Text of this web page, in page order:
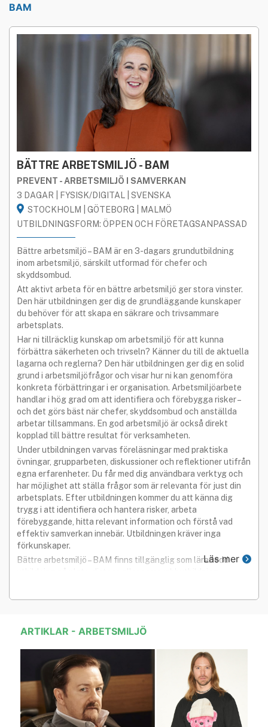
BAM
BÄTTRE ARBETSMILJÖ - BAM
PREVENT - ARBETSMILJÖ I SAMVERKAN
3 DAGAR | FYSISK/DIGITAL | SVENSKA
STOCKHOLM | GÖTEBORG | MALMÖ
UTBILDNINGSFORM: ÖPPEN OCH FÖRETAGSANPASSAD
Bättre arbetsmiljö – BAM är en 3-dagars grundutbildning
inom arbetsmiljö, särskilt utformad för chefer och
skyddsombud.
Att aktivt arbeta för en bättre arbetsmiljö ger stora vinster.
Den här utbildningen ger dig de grundläggande kunskaper
du behöver för att skapa en säkrare och trivsammare
arbetsplats.
Har ni tillräcklig kunskap om arbetsmiljö för att kunna
förbättra säkerheten och trivseln? Känner du till de aktuella
lagarna och reglerna? Den här utbildningen ger dig en solid
grund i arbetsmiljöfrågor och visar hur ni kan genomföra
konkreta förbättringar i er organisation. Arbetsmiljöarbete
handlar i hög grad om att identifiera och förebygga risker –
och det görs bäst när chefer, skyddsombud och anställda
arbetar tillsammans. En god arbetsmiljö är också direkt
kopplad till bättre resultat för verksamheten.
Under utbildningen varvas föreläsningar med praktiska
övningar, grupparbeten, diskussioner och reflektioner utifrån
egna erfarenheter. Du får med dig användbara verktyg och
har möjlighet att ställa frågor som är relevanta för just din
arbetsplats. Efter utbildningen kommer du att känna dig
trygg i att identifiera och hantera risker, arbeta
förebyggande, hitta relevant information och förstå vad
effektiv samverkan innebär. Utbildningen kräver inga
förkunskaper.
Bättre arbetsmiljö – BAM finns tillgänglig som lärarledd
Läs mer
ARTIKLAR - ARBETSMILJÖ